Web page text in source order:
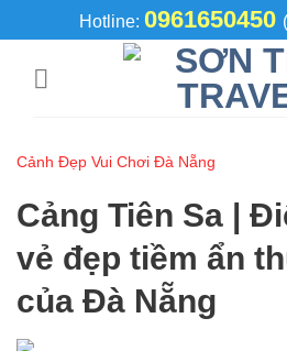
to
content
Hotline: 0961650450
Cảnh Đẹp Vui Chơi Đà Nẵng
Cảng Tiên Sa |
vẻ đẹp tiềm ẩn
của Đà Nẵng